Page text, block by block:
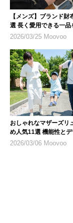
【メンズ】ブランド財
選 長く愛用できる一品
2026/03/25 Moovoo
おしゃれなマザーズリ
め人気11選 機能性とデ
目
2026/03/06 Moovoo